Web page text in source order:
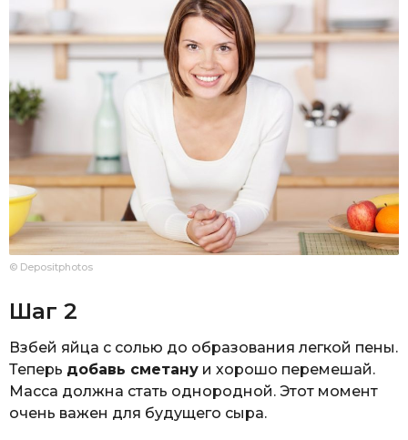
© Depositphotos
Шаг 2
Взбей яйца с солью до образования легкой пены.
Теперь добавь сметану и хорошо перемешай.
Масса должна стать однородной. Этот момент
очень важен для будущего сыра.